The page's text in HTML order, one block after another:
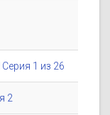
1 из 26
2